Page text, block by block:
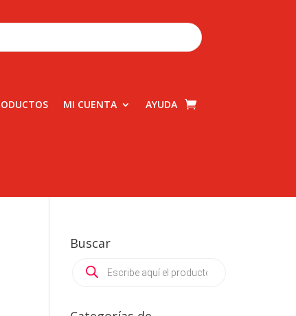
MI CUENTA AYUDA
Buscar
Products
search